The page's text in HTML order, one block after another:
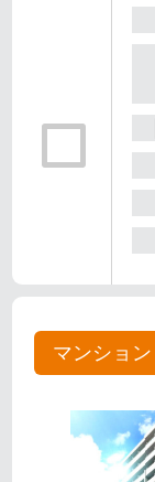
マンション